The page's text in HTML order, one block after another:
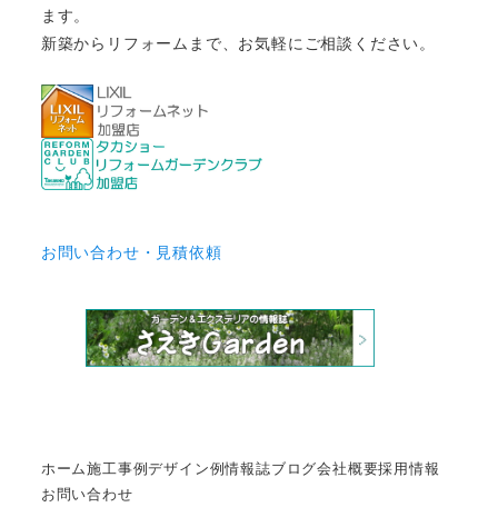
ます。
新築からリフォームまで、お気軽にご相談ください。
お問い合わせ・見積依頼
ホーム施工事例デザイン例情報誌ブログ会社概要採用情報
お問い合わせ